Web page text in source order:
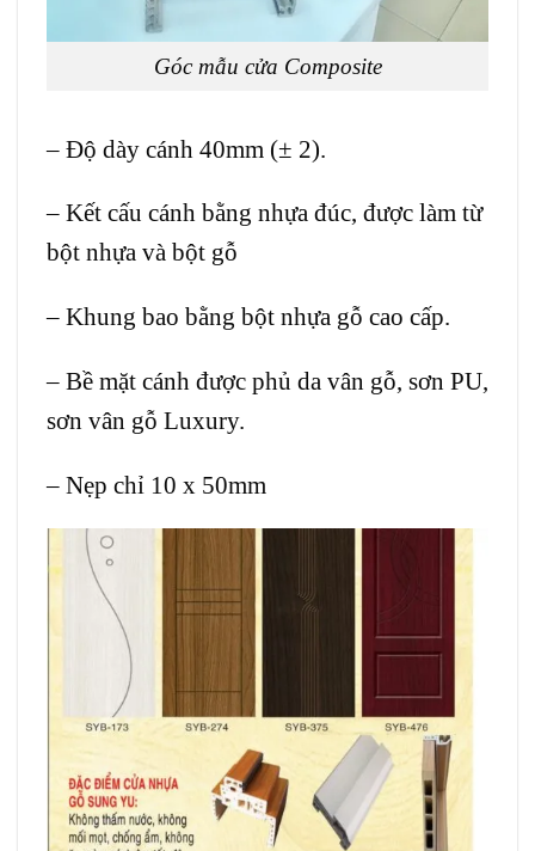
Góc mẫu cửa Composite
– Độ dày cánh 40mm (± 2).
– Kết cấu cánh bằng nhựa đúc, được làm từ
bột nhựa và bột gỗ
– Khung bao bằng bột nhựa gỗ cao cấp.
– Bề mặt cánh được phủ da vân gỗ, sơn PU,
sơn vân gỗ Luxury.
– Nẹp chỉ 10 x 50mm